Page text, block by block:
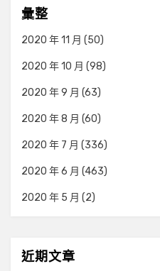
彙整
2020 年 11 月 (50)
2020 年 10 月 (98)
2020 年 9 月 (63)
2020 年 8 月 (60)
2020 年 7 月 (336)
2020 年 6 月 (463)
2020 年 5 月 (2)
近期文章